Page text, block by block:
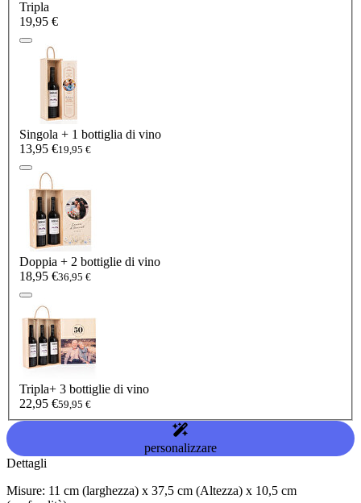
Tripla
19,95 €
Singola + 1 bottiglia di vino
13,95 €19,95 €
Doppia + 2 bottiglie di vino
18,95 €36,95 €
Tripla+ 3 bottiglie di vino
22,95 €59,95 €
personalizzare
Dettagli
Misure: 11 cm (larghezza) x 37,5 cm (Altezza) x 10,5 cm